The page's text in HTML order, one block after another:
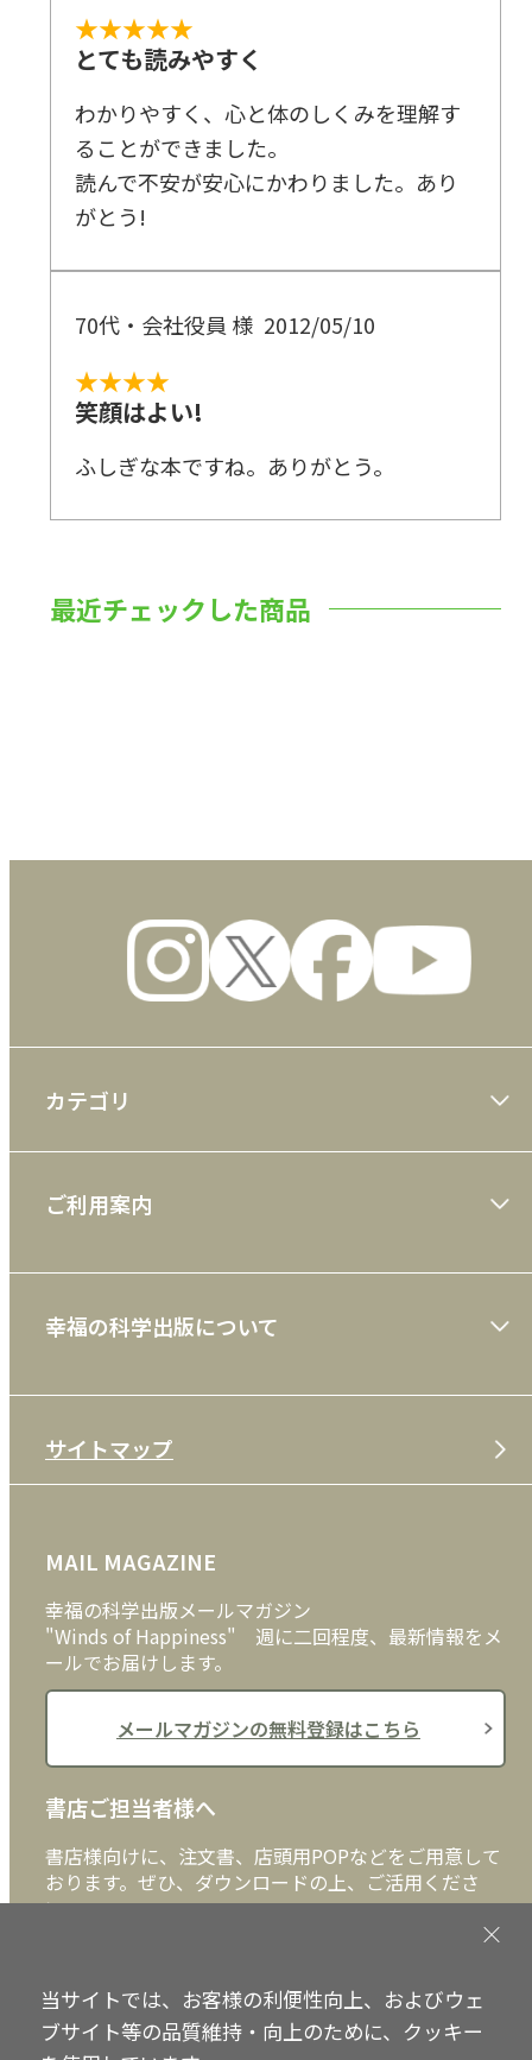
★★★★★
とても読みやすく
わかりやすく、心と体のしくみを理解す
ることができました。
読んで不安が安心にかわりました。あり
がとう!
70代・会社役員 様 2012/05/10
★★★★
笑顔はよい!
ふしぎな本ですね。ありがとう。
最近チェックした商品
カテゴリ
雑誌
CD
DVD・ブルーレイ
外国語
ご利用案内
利用規約
特定商取引法
プライバシーポリシー
クッキーポリシー
幸福の科学出版について
メディア・ライブラリー
サイトマップ
MAIL MAGAZINE
幸福の科学出版メールマガジン
"Winds of Happiness" 週に二回程度、最新情報をメ
ールでお届けします。
メールマガジンの無料登録はこちら
書店ご担当者様へ
書店様向けに、注文書、店頭用POPなどをご用意して
おります。ぜひ、ダウンロードの上、ご活用くださ
い。
当サイトでは、お客様の利便性向上、およびウェ
ブサイト等の品質維持・向上のために、クッキー